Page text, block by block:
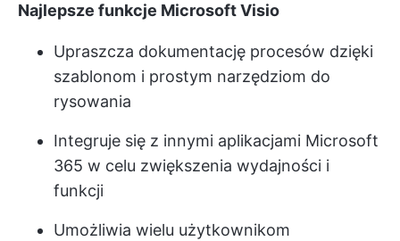
Najlepsze funkcje Microsoft Visio
Upraszcza dokumentację procesów dzięki
szablonom i prostym narzędziom do
rysowania
Integruje się z innymi aplikacjami Microsoft
365 w celu zwiększenia wydajności i
funkcji
Umożliwia wielu użytkownikom